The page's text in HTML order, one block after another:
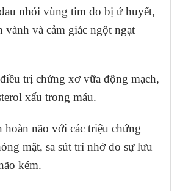
nhói vùng tim do bị ứ huyết,
vành và cảm giác ngột ngạt
trị chứng xơ vữa động mạch,
xấu trong máu.
hoàn não với các triệu chứng
mặt, sa sút trí nhớ do sự lưu
kém.